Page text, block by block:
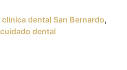
clinica dental San Bernardo,
cuidado dental